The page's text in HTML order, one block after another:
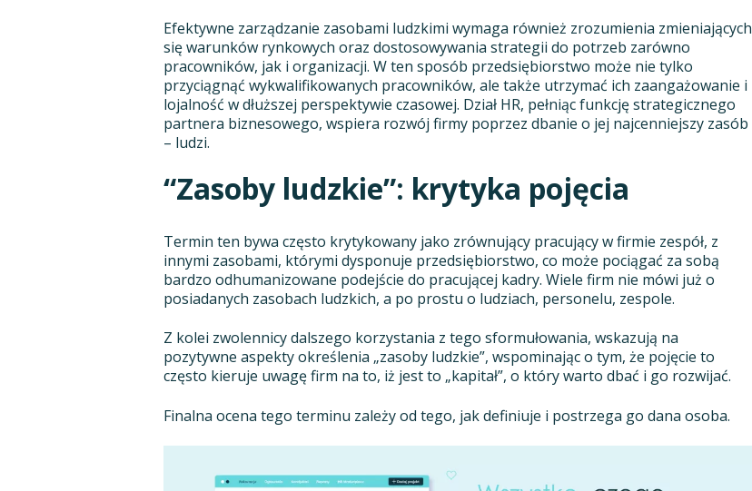
Efektywne zarządzanie zasobami ludzkimi wymaga również zrozumienia zmieniających
się warunków rynkowych oraz dostosowywania strategii do potrzeb zarówno
pracowników, jak i organizacji. W ten sposób przedsiębiorstwo może nie tylko
przyciągnąć wykwalifikowanych pracowników, ale także utrzymać ich zaangażowanie i
lojalność w dłuższej perspektywie czasowej. Dział HR, pełniąc funkcję strategicznego
partnera biznesowego, wspiera rozwój firmy poprzez dbanie o jej najcenniejszy zasób
– ludzi.
“Zasoby ludzkie”: krytyka pojęcia
Termin ten bywa często krytykowany jako zrównujący pracujący w firmie zespół, z
innymi zasobami, którymi dysponuje przedsiębiorstwo, co może pociągać za sobą
bardzo odhumanizowane podejście do pracującej kadry. Wiele firm nie mówi już o
posiadanych zasobach ludzkich, a po prostu o ludziach, personelu, zespole.
Z kolei zwolennicy dalszego korzystania z tego sformułowania, wskazują na
pozytywne aspekty określenia „zasoby ludzkie”, wspominając o tym, że pojęcie to
często kieruje uwagę firm na to, iż jest to „kapitał”, o który warto dbać i go rozwijać.
Finalna ocena tego terminu zależy od tego, jak definiuje i postrzega go dana osoba.